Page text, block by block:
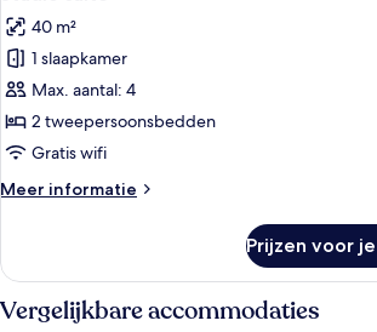
roken,
uitzicht
op
stad
foto's
voor
Studio
suite
laden
40 m²
1 slaapkamer
Max. aantal: 4
2 tweepersoonsbedden
Gratis wifi
Meer informatie
Meer
suite
Prijzen voor
Vergelijkbare accommodaties